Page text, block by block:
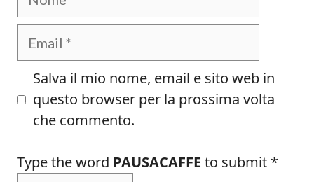
Email
Salva il mio nome, email e sito web in
questo browser per la prossima volta
che commento.
Type the word PAUSACAFFE to submit *